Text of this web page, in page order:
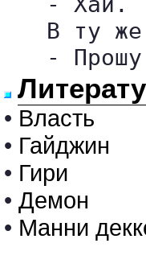
В ту
-
• Власть
• Гайджин
• Гири
• Демон
• Манни